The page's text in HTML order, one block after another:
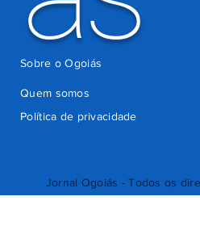
Jornal Ogoiás - Todos os
Quem somos
Política de privacidade
Sobre o Ogoiás